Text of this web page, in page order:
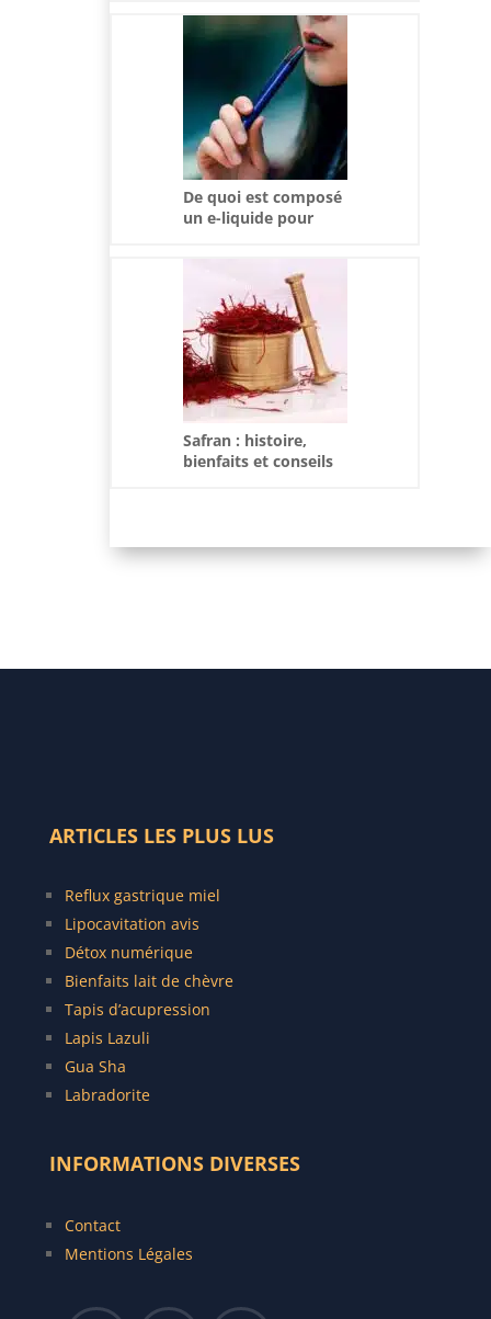
De quoi est composé
un e-liquide pour
électronique ?
Safran : histoire,
bienfaits et conseils
ARTICLES LES PLUS LUS
Reflux gastrique miel
Lipocavitation avis
Détox numérique
Bienfaits lait de chèvre
Tapis d’acupression
Lapis Lazuli
Gua Sha
Labradorite
INFORMATIONS DIVERSES
Contact
Mentions Légales